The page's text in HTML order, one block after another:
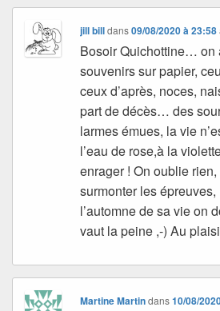
jill billdans09/08/2020 à 23:58
Bosoir Quichottine… on
souvenirs sur papier,
ceux d’après, noces,
part de décès… des
larmes émues, la vie
l’eau de rose,à la
enrager ! On oublie
surmonter les
l’automne de sa vie on
vaut la peine ,-) Au
Martine Martindans10/08/